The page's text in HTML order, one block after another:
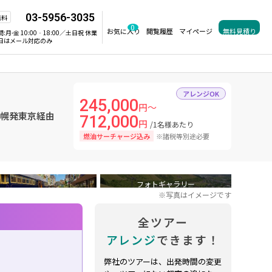
03-5956-3035
:月-金 10:00‐18:00／土日祝 休業
はメール対応のみ
お気に入り
0 閲覧履歴 マイページ 無料見積り
発東京経由
アレンジOK
245,000円～
712,000円 /1名様あたり
燃油サーチャージ込み ※諸税等別途必要
フォトギャラリー
※写真はイメージです
全ツアー
アレンジできます！
弊社のツアーは、出発時間の変更